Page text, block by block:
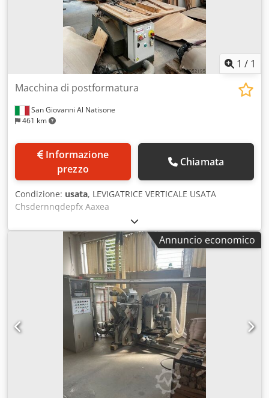
1 / 1
San Giovanni Al Natisone
461 km
Macchina di postformatura
prezzo
Chiamata
Condizione: usata, LEVIGATRICE VERTICALE USATA
Chsdernnqdepfx Aaxea
Annuncio economico